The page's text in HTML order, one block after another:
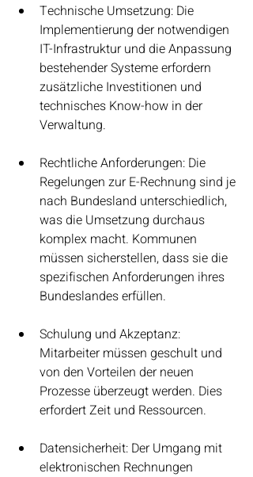
Technische Umsetzung: Die
Implementierung der notwendigen
IT-Infrastruktur und die Anpassung
bestehender Systeme erfordern
zusätzliche Investitionen und
technisches Know-how in der
Verwaltung.
Rechtliche Anforderungen: Die
Regelungen zur E-Rechnung sind je
nach Bundesland unterschiedlich,
was die Umsetzung durchaus
komplex macht. Kommunen
müssen sicherstellen, dass sie die
spezifischen Anforderungen ihres
Bundeslandes erfüllen.
Schulung und Akzeptanz:
Mitarbeiter müssen geschult und
von den Vorteilen der neuen
Prozesse überzeugt werden. Dies
erfordert Zeit und Ressourcen.
Datensicherheit: Der Umgang mit
elektronischen Rechnungen